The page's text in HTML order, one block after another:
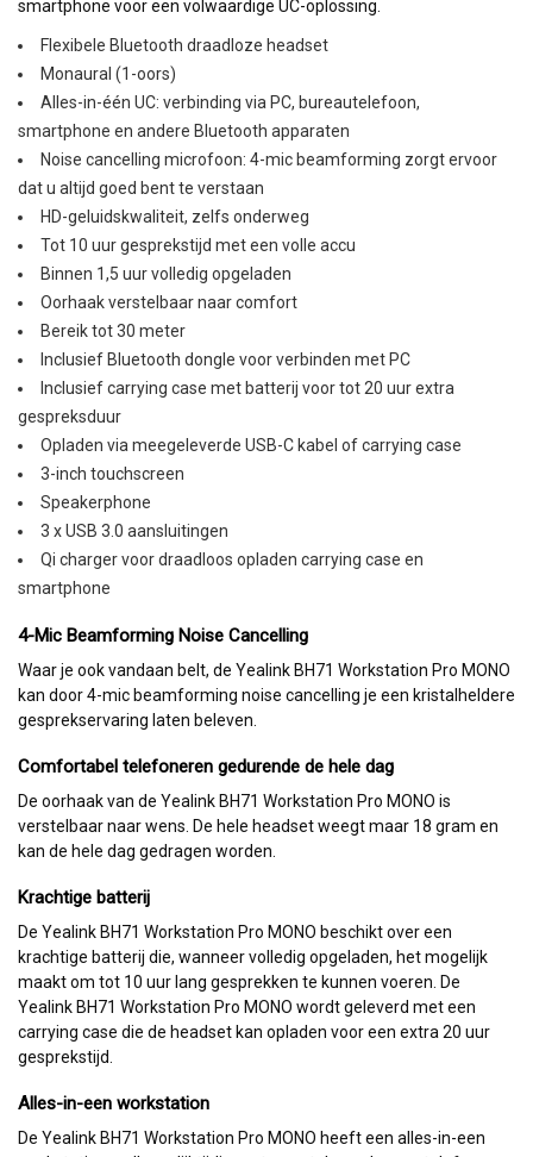
smartphone voor een volwaardige UC-oplossing.
Flexibele Bluetooth draadloze headset
Monaural (1-oors)
Alles-in-één UC: verbinding via PC, bureautelefoon,
smartphone en andere Bluetooth apparaten
Noise cancelling microfoon: 4-mic beamforming zorgt ervoor
dat u altijd goed bent te verstaan
HD-geluidskwaliteit, zelfs onderweg
Tot 10 uur gesprekstijd met een volle accu
Binnen 1,5 uur volledig opgeladen
Oorhaak verstelbaar naar comfort
Bereik tot 30 meter
Inclusief Bluetooth dongle voor verbinden met PC
Inclusief carrying case met batterij voor tot 20 uur extra
gespreksduur
Opladen via meegeleverde USB-C kabel of carrying case
3-inch touchscreen
Speakerphone
3 x USB 3.0 aansluitingen
Qi charger voor draadloos opladen carrying case en
smartphone
4-Mic Beamforming Noise Cancelling
Waar je ook vandaan belt, de Yealink BH71 Workstation Pro MONO
kan door 4-mic beamforming noise cancelling je een kristalheldere
gesprekservaring laten beleven.
Comfortabel telefoneren gedurende de hele dag
De oorhaak van de Yealink BH71 Workstation Pro MONO is
verstelbaar naar wens. De hele headset weegt maar 18 gram en
kan de hele dag gedragen worden.
Krachtige batterij
De Yealink BH71 Workstation Pro MONO beschikt over een
krachtige batterij die, wanneer volledig opgeladen, het mogelijk
maakt om tot 10 uur lang gesprekken te kunnen voeren. De
Yealink BH71 Workstation Pro MONO wordt geleverd met een
carrying case die de headset kan opladen voor een extra 20 uur
gesprekstijd.
Alles-in-een workstation
De Yealink BH71 Workstation Pro MONO heeft een alles-in-een